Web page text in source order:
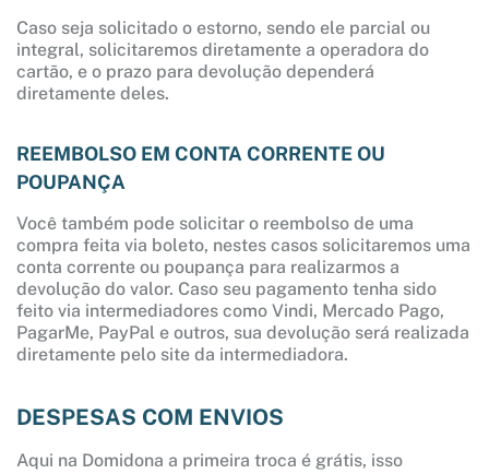
Caso seja solicitado o estorno, sendo ele parcial ou
integral, solicitaremos diretamente a operadora do
cartão, e o prazo para devolução dependerá
diretamente deles.
REEMBOLSO EM CONTA CORRENTE OU
POUPANÇA
Você também pode solicitar o reembolso de uma
compra feita via boleto, nestes casos solicitaremos uma
conta corrente ou poupança para realizarmos a
devolução do valor. Caso seu pagamento tenha sido
feito via intermediadores como Vindi, Mercado Pago,
PagarMe, PayPal e outros, sua devolução será realizada
diretamente pelo site da intermediadora.
DESPESAS COM ENVIOS
Aqui na Domidona a primeira troca é grátis, isso